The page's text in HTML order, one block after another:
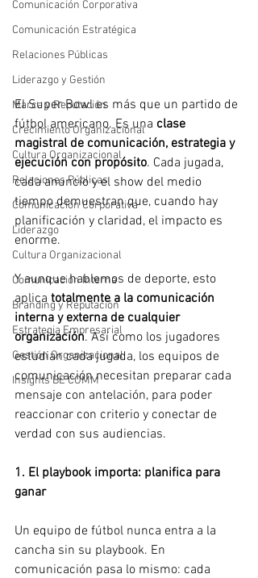
Comunicación Corporativa
Comunicación Estratégica
Relaciones Públicas
Liderazgo y Gestión
Marca y Reputación
Crecimiento Organizacional
Cultura Organizacional
Relaciones Públicas
Comunicación Corporativa
Liderazgo
Cultura Organizacional
Comunicación Interna
Branding y Reputación
Estrategia Empresarial
Gestión Organizacional
Insights BE COMM
El Super Bowl es más que un partido de
fútbol americano. Es una clase
magistral de comunicación, estrategia y
ejecución con propósito. Cada jugada,
cada anuncio y el show del medio
tiempo demuestran que, cuando hay
planificación y claridad, el impacto es
enorme.
Y aunque hablemos de deporte, esto
aplica totalmente a la comunicación
interna y externa de cualquier
organización. Así como los jugadores
estudian cada jugada, los equipos de
comunicación necesitan preparar cada
mensaje con antelación, para poder
reaccionar con criterio y conectar de
verdad con sus audiencias.
1. El playbook importa: planifica para
ganar
Un equipo de fútbol nunca entra a la
cancha sin su playbook. En
comunicación pasa lo mismo: cada